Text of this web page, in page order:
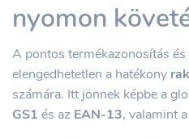
nyomon
A pontos termékazonosítás
elengedhetetlen a hatékony
számára. Itt jönnek képbe a
GS1 és az EAN-13, valamint